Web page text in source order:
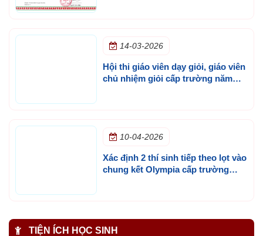
14-03-2026
Hội thi giáo viên dạy giỏi, giáo viên
chủ nhiệm giỏi cấp trường năm
10-04-2026
Xác định 2 thí sinh tiếp theo lọt vào
chung kết Olympia cấp trường
TIỆN ÍCH HỌC SINH